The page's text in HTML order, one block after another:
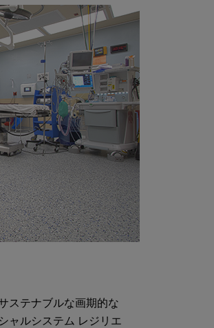
ステナブルな画期的な
ャルシステム レジリエ